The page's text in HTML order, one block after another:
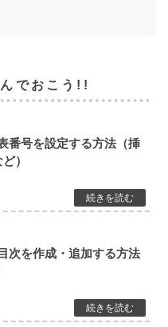
でおこう!!
番号を設定する方法（挿
）
次を作成・追加する方法